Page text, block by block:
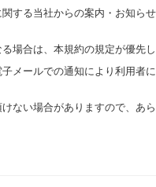
する当社からの案内・お知ら
場合は、本規約の規定が優先
メールでの通知により利用者
ない場合がありますので、あら